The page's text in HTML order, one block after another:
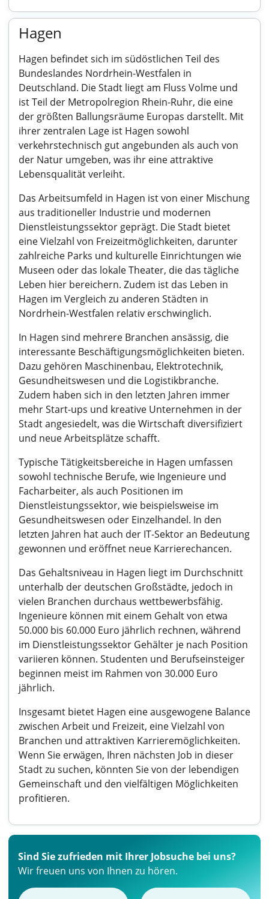
Hagen
Hagen befindet sich im südöstlichen Teil des
Bundeslandes Nordrhein-Westfalen in
Deutschland. Die Stadt liegt am Fluss Volme und
ist Teil der Metropolregion Rhein-Ruhr, die eine
der größten Ballungsräume Europas darstellt. Mit
ihrer zentralen Lage ist Hagen sowohl
verkehrstechnisch gut angebunden als auch von
der Natur umgeben, was ihr eine attraktive
Lebensqualität verleiht.
Das Arbeitsumfeld in Hagen ist von einer Mischung
aus traditioneller Industrie und modernen
Dienstleistungssektor geprägt. Die Stadt bietet
eine Vielzahl von Freizeitmöglichkeiten, darunter
zahlreiche Parks und kulturelle Einrichtungen wie
Museen oder das lokale Theater, die das tägliche
Leben hier bereichern. Zudem ist das Leben in
Hagen im Vergleich zu anderen Städten in
Nordrhein-Westfalen relativ erschwinglich.
In Hagen sind mehrere Branchen ansässig, die
interessante Beschäftigungsmöglichkeiten bieten.
Dazu gehören Maschinenbau, Elektrotechnik,
Gesundheitswesen und die Logistikbranche.
Zudem haben sich in den letzten Jahren immer
mehr Start-ups und kreative Unternehmen in der
Stadt angesiedelt, was die Wirtschaft diversifiziert
und neue Arbeitsplätze schafft.
Typische Tätigkeitsbereiche in Hagen umfassen
sowohl technische Berufe, wie Ingenieure und
Facharbeiter, als auch Positionen im
Dienstleistungssektor, wie beispielsweise im
Gesundheitswesen oder Einzelhandel. In den
letzten Jahren hat auch der IT-Sektor an Bedeutung
gewonnen und eröffnet neue Karrierechancen.
Das Gehaltsniveau in Hagen liegt im Durchschnitt
unterhalb der deutschen Großstädte, jedoch in
vielen Branchen durchaus wettbewerbsfähig.
Ingenieure können mit einem Gehalt von etwa
50.000 bis 60.000 Euro jährlich rechnen, während
im Dienstleistungssektor Gehälter je nach Position
variieren können. Studenten und Berufseinsteiger
beginnen meist im Rahmen von 30.000 Euro
jährlich.
Insgesamt bietet Hagen eine ausgewogene Balance
zwischen Arbeit und Freizeit, eine Vielzahl von
Branchen und attraktiven Karrieremöglichkeiten.
Wenn Sie erwägen, Ihren nächsten Job in dieser
Stadt zu suchen, könnten Sie von der lebendigen
Gemeinschaft und den vielfältigen Möglichkeiten
profitieren.
Sind Sie zufrieden mit Ihrer Jobsuche bei uns?
Wir freuen uns von Ihnen zu hören.